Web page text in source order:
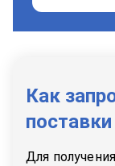
Как
поставки
Для